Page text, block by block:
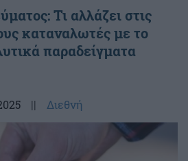
Τι αλλάζει στις
καταναλωτές με το
παραδείγματα
|| Διεθνή